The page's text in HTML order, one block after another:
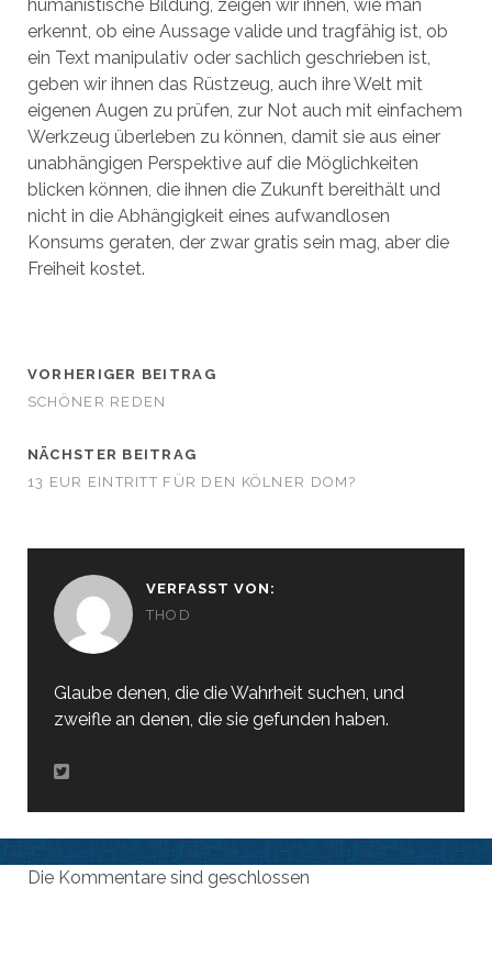
humanistische Bildung, zeigen wir ihnen, wie man
erkennt, ob eine Aussage valide und tragfähig ist, ob
ein Text manipulativ oder sachlich geschrieben ist,
geben wir ihnen das Rüstzeug, auch ihre Welt mit
eigenen Augen zu prüfen, zur Not auch mit einfachem
Werkzeug überleben zu können, damit sie aus einer
unabhängigen Perspektive auf die Möglichkeiten
blicken können, die ihnen die Zukunft bereithält und
nicht in die Abhängigkeit eines aufwandlosen
Konsums geraten, der zwar gratis sein mag, aber die
Freiheit kostet.
VORHERIGER BEITRAG
SCHÖNER REDEN
NÄCHSTER BEITRAG
13 EUR EINTRITT FÜR DEN KÖLNER DOM?
VERFASST VON:
THOD
Glaube denen, die die Wahrheit suchen, und
zweifle an denen, die sie gefunden haben.
Die Kommentare sind geschlossen